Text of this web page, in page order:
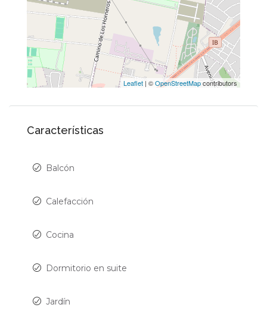
Leaflet | ©OpenStreetMapcontributors
Características
Balcón
Calefacción
Cocina
Dormitorio en suite
Jardín